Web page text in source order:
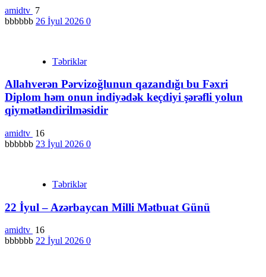
amidtv 7
bbbbbb 26 İyul 2026 0
Təbriklər
Allahverən Pərvizoğlunun qazandığı bu Fəxri
Diplom həm onun indiyədək keçdiyi şərəfli yolun
qiymətləndirilməsidir
amidtv 16
bbbbbb 23 İyul 2026 0
Təbriklər
22 İyul – Azərbaycan Milli Mətbuat Günü
amidtv 16
bbbbbb 22 İyul 2026 0